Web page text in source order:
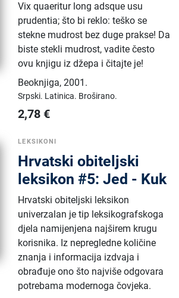
Vix quaeritur long adsque usu
prudentia; što bi reklo: teško se
stekne mudrost bez duge prakse! Da
biste stekli mudrost, vadite često
ovu knjigu iz džepa i čitajte je!
Beoknjiga,2001.
Srpski. Latinica. Broširano.
2,78 €
LEKSIKONI
Hrvatski obiteljski
leksikon #5: Jed - Kuk
Hrvatski obiteljski leksikon
univerzalan je tip leksikografskoga
djela namijenjena najširem krugu
korisnika. Iz nepregledne količine
znanja i informacija izdvaja i
obrađuje ono što najviše odgovara
potrebama modernoga čovjeka.